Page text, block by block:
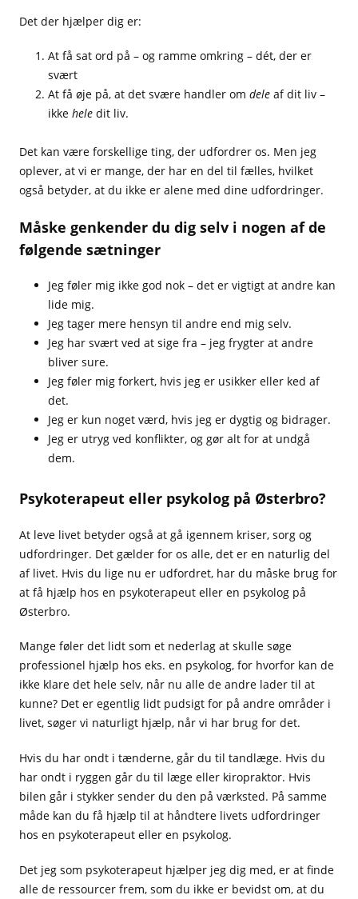
Det der hjælper dig er:
At få sat ord på – og ramme omkring – dét, der er
svært
At få øje på, at det svære handler om dele af dit liv –
ikke hele dit liv.
Det kan være forskellige ting, der udfordrer os. Men jeg
oplever, at vi er mange, der har en del til fælles, hvilket
også betyder, at du ikke er alene med dine udfordringer.
Måske genkender du dig selv i nogen af de
følgende sætninger
Jeg føler mig ikke god nok – det er vigtigt at andre kan
lide mig.
Jeg tager mere hensyn til andre end mig selv.
Jeg har svært ved at sige fra – jeg frygter at andre
bliver sure.
Jeg føler mig forkert, hvis jeg er usikker eller ked af
det.
Jeg er kun noget værd, hvis jeg er dygtig og bidrager.
Jeg er utryg ved konflikter, og gør alt for at undgå
dem.
Psykoterapeut eller psykolog på Østerbro?
At leve livet betyder også at gå igennem kriser, sorg og
udfordringer. Det gælder for os alle, det er en naturlig del
af livet. Hvis du lige nu er udfordret, har du måske brug for
at få hjælp hos en psykoterapeut eller en psykolog på
Østerbro.
Mange føler det lidt som et nederlag at skulle søge
professionel hjælp hos eks. en psykolog, for hvorfor kan de
ikke klare det hele selv, når nu alle de andre lader til at
kunne? Det er egentlig lidt pudsigt for på andre områder i
livet, søger vi naturligt hjælp, når vi har brug for det.
Hvis du har ondt i tænderne, går du til tandlæge. Hvis du
har ondt i ryggen går du til læge eller kiropraktor. Hvis
bilen går i stykker sender du den på værksted. På samme
måde kan du få hjælp til at håndtere livets udfordringer
hos en psykoterapeut eller en psykolog.
Det jeg som psykoterapeut hjælper jeg dig med, er at finde
alle de ressourcer frem, som du ikke er bevidst om, at du